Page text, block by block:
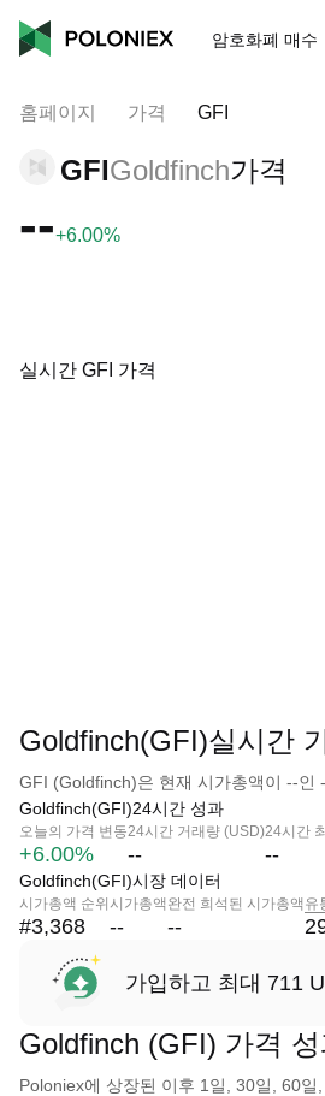
암호화폐 매수
홈페이지 가격 GFI
GFIGoldfinch가격
--+6.00%
실시간 GFI 가격
Goldfinch(GFI)실시간
GFI (Goldfinch)은 현재 시가총액이 --인
Goldfinch(GFI)24시간 성과
오늘의 가격 변동
+6.00%
24시간 거래량 (USD)
--
24시간
--
Goldfinch(GFI)시장 데이터
시가총액 순위
#3,368
시가총액
--
완전 희석된 시가총액
--
유
가입하고 최대 711
Goldfinch (GFI) 가격
Poloniex에 상장된 이후 1일, 30일, 60